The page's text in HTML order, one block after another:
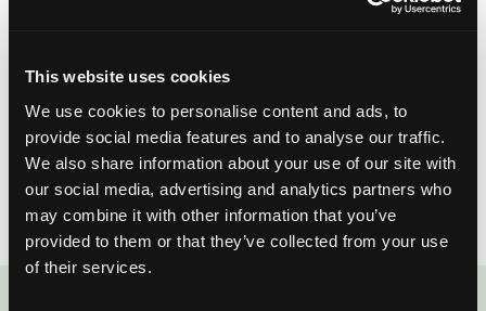
This website uses cookies
We use cookies to personalise content and ads, to
provide social media features and to analyse our traffic.
We also share information about your use of our site with
our social media, advertising and analytics partners who
may combine it with other information that you’ve
provided to them or that they’ve collected from your use
of their services.
la sangría de mango y piña de Foxes Loves
piña, vino blanco, licor de naranja y agua mineral. No hay nada
¿Cómo vives tu mejor vida de sangría? ¿Rojo o blanco?
¿Cítricos o bayas? ¡Cuéntanos en los comentarios a
continuación!